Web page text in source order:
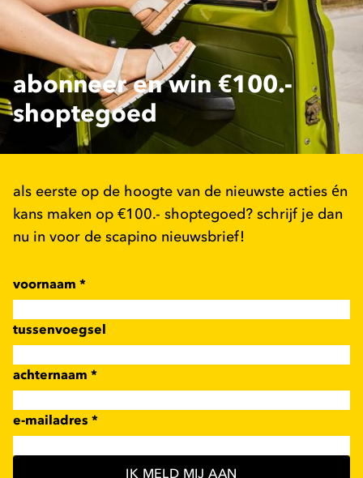
abonneer en win €100.-
shoptegoed
als eerste op de hoogte van de nieuwste acties én
kans maken op €100.- shoptegoed? schrijf je dan
nu in voor de scapino nieuwsbrief!
voornaam *
tussenvoegsel
achternaam *
e-mailadres *
IK MELD MIJ AAN